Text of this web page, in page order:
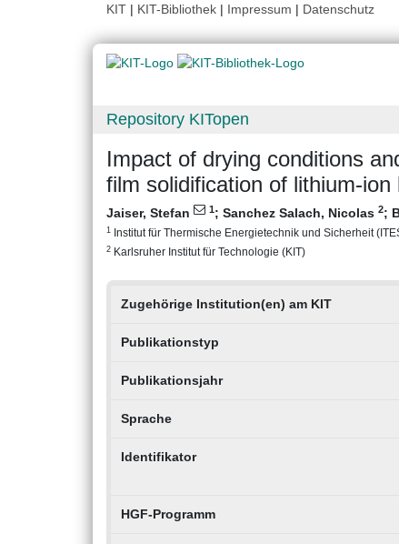
KIT | KIT-Bibliothek | Impressum | Datenschutz
Repository KITopen
Impact of drying conditions
film solidification of lithium-
Jaiser, Stefan 1; Sanchez Salach, Nicolas 2;
1 Institut für Thermische Energietechnik und Sicherheit
2 Karlsruher Institut für Technologie (KIT)
Zugehörige Institution(en) am KIT
Publikationstyp
Publikationsjahr
Sprache
Identifikator
HGF-Programm